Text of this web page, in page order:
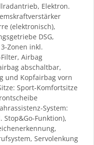
Elektron.
(elektronisch),
DSG,
Zonen inkl.
Airbag
abschaltbar,
und Kopfairbag vorn
Sport-Komfortsitze
System:
Stop&Go-Funktion),
Servolenkung